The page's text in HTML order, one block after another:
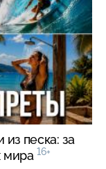
песка: за
мира 16+